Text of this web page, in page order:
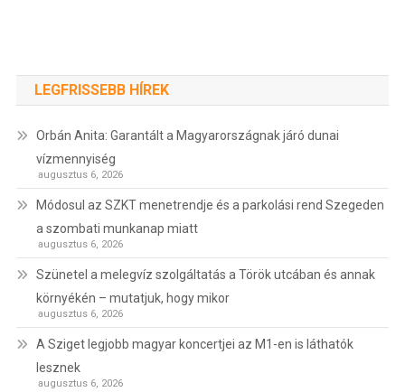
LEGFRISSEBB HÍREK
Orbán Anita: Garantált a Magyarországnak járó dunai
vízmennyiség
augusztus 6, 2026
Módosul az SZKT menetrendje és a parkolási rend Szegeden
a szombati munkanap miatt
augusztus 6, 2026
Szünetel a melegvíz szolgáltatás a Török utcában és annak
környékén – mutatjuk, hogy mikor
augusztus 6, 2026
A Sziget legjobb magyar koncertjei az M1-en is láthatók
lesznek
augusztus 6, 2026